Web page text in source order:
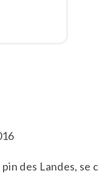
des Landes, se